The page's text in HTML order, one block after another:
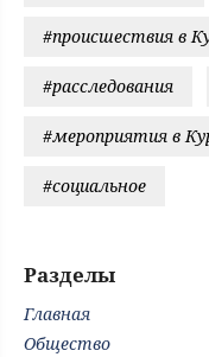
#происшествия в
#расследования
#мероприятия в
#социальное
Разделы
Главная
Общество